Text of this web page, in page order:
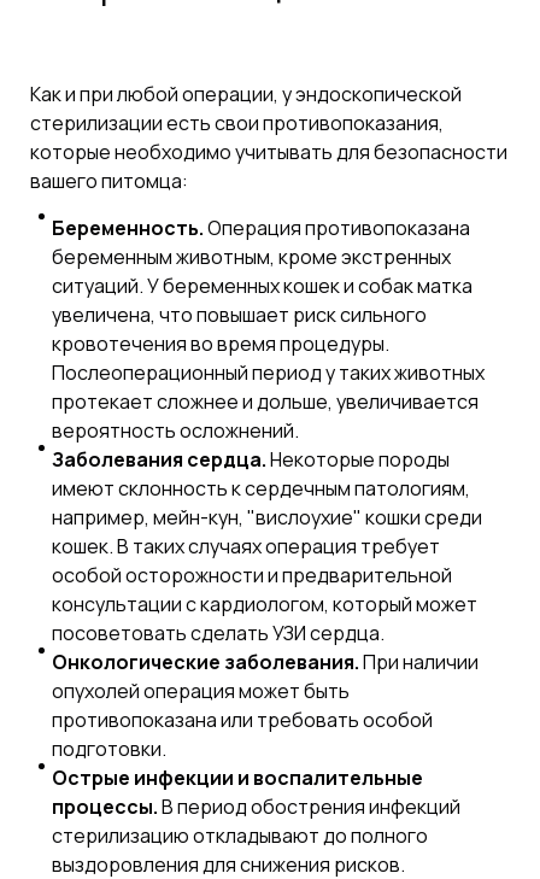
Как и при любой операции, у эндоскопической
стерилизации есть свои противопоказания,
которые необходимо учитывать для безопасности
вашего питомца:
Беременность.Операция противопоказана
беременным животным, кроме экстренных
ситуаций. У беременных кошек и собак матка
увеличена, что повышает риск сильного
кровотечения во время процедуры.
Послеоперационный период у таких животных
протекает сложнее и дольше, увеличивается
вероятность осложнений.
Заболевания сердца.Некоторые породы
имеют склонность к сердечным патологиям,
например, мейн-кун, "вислоухие" кошки среди
кошек. В таких случаях операция требует
особой осторожности и предварительной
консультации с кардиологом, который может
посоветовать сделать УЗИ сердца.
Онкологические заболевания.При наличии
опухолей операция может быть
противопоказана или требовать особой
подготовки.
Острые инфекции и воспалительные
процессы.В период обострения инфекций
стерилизацию откладывают до полного
выздоровления для снижения рисков.